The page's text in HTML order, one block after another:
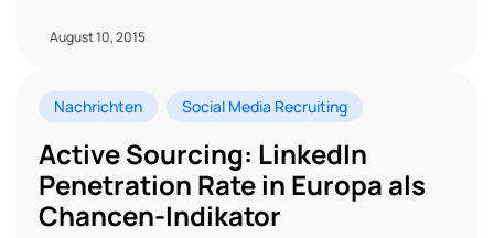
August 10, 2015
Nachrichten Social Media Recruiting
Active Sourcing: LinkedIn
Penetration Rate in Europa als
Chancen-Indikator